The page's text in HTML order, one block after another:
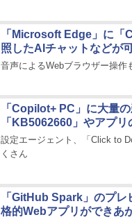
「Microsoft Edge」に「
照したAIチャットなどが
音声によるWebブラウザー操作
「Copilot+ PC」に大量
「KB5062660」やアプ
設定エージェント、「Click to
くさん
「GitHub Spark」のプ
格的Webアプリができあ